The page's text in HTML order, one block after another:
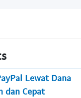
Lewat Dana
dan Cepat